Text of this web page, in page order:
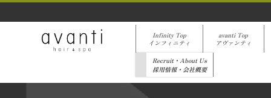
Infinity Top
インフィニティ
avanti Top
アヴァンティ
Recruit・About Us
採用情報・会社概要